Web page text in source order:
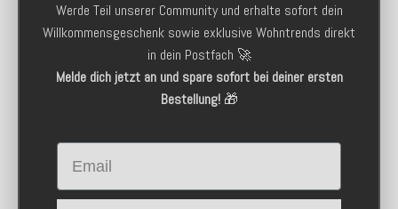
Werde Teil unserer Community und erhalte sofort dein
Willkommensgeschenk sowie exklusive Wohntrends direkt
in dein Postfach 🚀
Melde dich jetzt an und spare sofort bei deiner ersten
Bestellung!🎁
Email